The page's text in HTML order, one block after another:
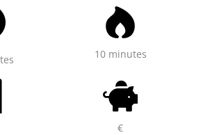
10 minutes
€